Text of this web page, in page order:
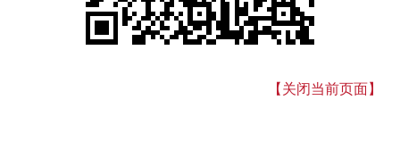
【关闭当前页面】